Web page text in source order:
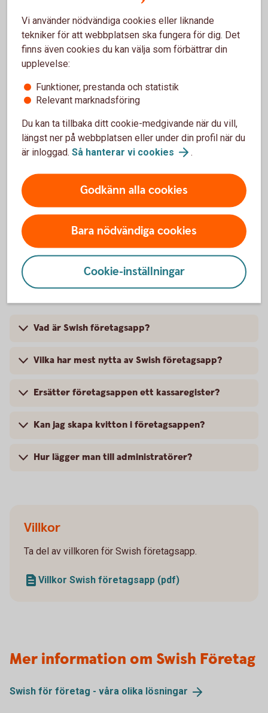
Så fungerar företagsappen (SwishHandel)
Varning för bedrägeri
Swish.nu varnar för en ny typ av bedrägeri där
bedragare visar en falsk bekräftelsevy vid
företagsapp där ni kan se inkomna betalningar i
Swish företagsapp – frågor och
svar
Vad är Swish företagsapp?
Vilka har mest nytta av Swish företagsapp?
Ersätter företagsappen ett kassaregister?
Kan jag skapa kvitton i företagsappen?
Hur lägger man till administratörer?
Villkor
Ta del av villkoren för Swish företagsapp.
Villkor Swish företagsapp (pdf)
Mer information om Swish Företag
Swish för företag - våra olika lösningar
Vi använder nödvändiga cookies eller liknande
tekniker för att webbplatsen ska fungera för dig. Det
finns även cookies du kan välja som förbättrar din
upplevelse:
Funktioner, prestanda och statistik
Relevant marknadsföring
Du kan ta tillbaka ditt cookie-medgivande när du vill,
längst ner på webbplatsen eller under din profil när du
är inloggad. Så hanterar vi cookies .
Godkänn alla cookies
Bara nödvändiga cookies
Cookie-inställningar